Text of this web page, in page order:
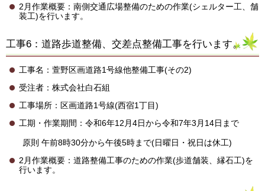
2月作業概要：南側交通広場整備のための作業(シェルター工、舗
装工)を行います。
工事6：道路歩道整備、交差点整備工事を行います。
工事名：萱野区画道路1号線他整備工事(その2)
受注者：株式会社白石組
工事場所：区画道路1号線(西宿1丁目)
工期・作業期間：令和6年12月4日から令和7年3月14日まで
原則 午前8時30分から午後5時まで(日曜日・祝日は休工)
2月作業概要：道路整備工事のための作業(歩道舗装、縁石工)を
行います。